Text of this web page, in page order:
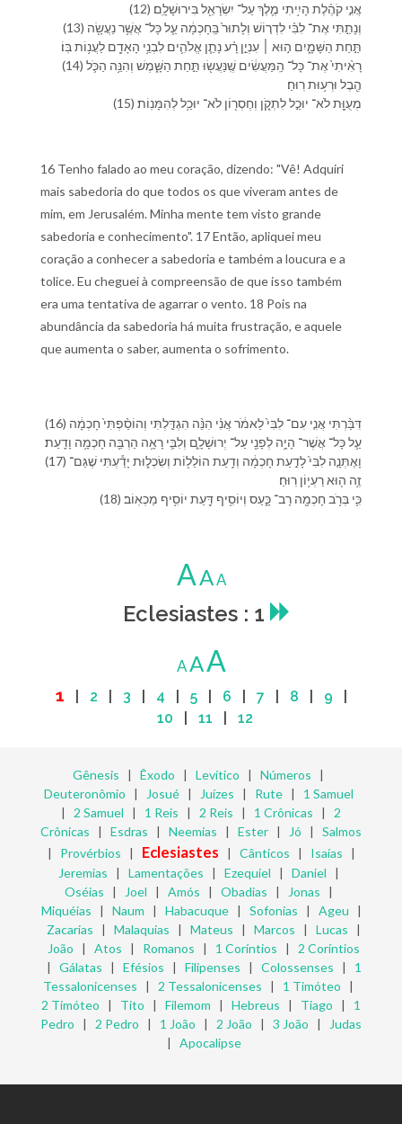
(12) אֲנִ֣י קֹהֶ֗לֶת הָיִ֥יתִי מֶ֛לֶךְ עַל־ יִשְׂרָאֵ֖ל בִּ⁠ירוּשָׁלִָֽם׃
(13) וְ⁠נָתַ֣תִּי אֶת־ לִבִּ֗⁠י לִ⁠דְר֤וֹשׁ וְ⁠לָ⁠תוּר֙ בַּֽ⁠חָכְמָ֔ה עַ֛ל כָּל־ אֲשֶׁ֥ר נַעֲשָׂ֖ה
תַּ֣חַת הַ⁠שָּׁמָ֑יִם ה֣וּא ׀ עִנְיַ֣ן רָ֗ע נָתַ֧ן אֱלֹהִ֛ים לִ⁠בְנֵ֥י הָ⁠אָדָ֖ם לַ⁠עֲנ֥וֹת בּֽ⁠וֹ׃
(14) רָאִ֨יתִי֙ אֶת־ כָּל־ הַֽ⁠מַּעֲשִׂ֔ים שֶֽׁ⁠נַּעֲשׂ֖וּ תַּ֣חַת הַ⁠שָּׁ֑מֶשׁ וְ⁠הִנֵּ֥ה הַ⁠כֹּ֛ל
הֶ֖בֶל וּ⁠רְע֥וּת רֽוּחַ׃
(15) מְעֻוָּ֖ת לֹא־ יוּכַ֣ל לִ⁠תְקֹ֑ן וְ⁠חֶסְר֖וֹן לֹא־ יוּכַ֥ל לְ⁠הִמָּנֽוֹת׃
16 Tenho falado ao meu coração, dizendo: "Vê! Adquiri
mais sabedoria do que todos os que viveram antes de
mim, em Jerusalém. Minha mente tem visto grande
sabedoria e conhecimento". 17 Então, apliquei meu
coração a conhecer a sabedoria e também a loucura e a
tolice. Eu cheguei à compreensão de que isso também
era uma tentativa de agarrar o vento. 18 Pois na
abundância da sabedoria há muita frustração, e aquele
que aumenta o saber, aumenta o sofrimento.
(16) דִּבַּ֨רְתִּי אֲנִ֤י עִם־ לִבִּ⁠י֙ לֵ⁠אמֹ֔ר אֲנִ֗י הִנֵּ֨ה הִגְדַּ֤לְתִּי וְ⁠הוֹסַ֨פְתִּי֙ חָכְמָ֔ה
עַ֛ל כָּל־ אֲשֶׁר־ הָיָ֥ה לְ⁠פָנַ֖⁠י עַל־ יְרוּשָׁלִָ֑ם וְ⁠לִבִּ֛⁠י רָאָ֥ה הַרְבֵּ֖ה חָכְמָ֥ה וָ⁠דָֽעַת׃
(17) וָ⁠אֶתְּנָ֤⁠ה לִבִּ⁠י֙ לָ⁠דַ֣עַת חָכְמָ֔ה וְ⁠דַ֥עַת הוֹלֵל֖וֹת וְ⁠שִׂכְל֑וּת יָדַ֕עְתִּי שֶׁ⁠גַּם־
זֶ֥ה ה֖וּא רַעְי֥וֹן רֽוּחַ׃
(18) כִּ֛י בְּ⁠רֹ֥ב חָכְמָ֖ה רָב־ כָּ֑עַס וְ⁠יוֹסִ֥יף דַּ֖עַת יוֹסִ֥יף מַכְאֽוֹב׃
AAA
Eclesiastes : 1
AAA
1 2 3 4 5| 6 7 8 9
10
11 12
Gênesis | Êxodo | Levítico | Números |
Deuteronômio | Josué| Juízes | Rute| 1 Samuel
| 2 Samuel | 1 Reis | 2 Reis | 1 Crônicas | 2
Crônicas | Esdras | Neemias | Ester | Jó | Salmos
| Provérbios | Eclesiastes | Cânticos | Isaías |
Jeremias | Lamentações | Ezequiel | Daniel |
Oséias | Joel | Amós | Obadias | Jonas |
Miquéias | Naum | Habacuque| Sofonias | Ageu |
Zacarias | Malaquias | Mateus | Marcos | Lucas |
João | Atos | Romanos | 1 Coríntios | 2 Coríntios
| Gálatas | Efésios | Filipenses | Colossenses | 1
Tessalonicenses | 2 Tessalonicenses | 1 Timóteo |
2 Timóteo | Tito | Filemom | Hebreus | Tiago | 1
Pedro | 2 Pedro | 1 João | 2 João | 3 João |
Judas
| Apocalipse